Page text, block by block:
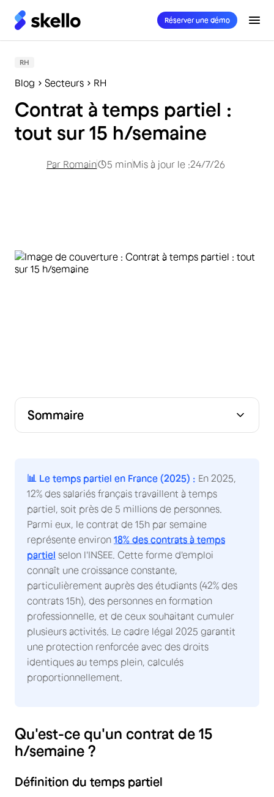
Réserver une démo
RH
Blog Secteurs RH
Contrat à temps partiel :
tout sur 15 h/semaine
Par Romain 5 minMis à jour le :24/7/26
📊 Le temps partiel en France (2025) : En 2025,
12% des salariés français travaillent à temps
partiel, soit près de 5 millions de personnes.
Parmi eux, le contrat de 15h par semaine
représente environ 18% des contrats à temps
partiel selon l'INSEE. Cette forme d'emploi
connaît une croissance constante,
particulièrement auprès des étudiants (42% des
contrats 15h), des personnes en formation
professionnelle, et de ceux souhaitant cumuler
plusieurs activités. Le cadre légal 2025 garantit
une protection renforcée avec des droits
identiques au temps plein, calculés
proportionnellement.
Qu'est-ce qu'un contrat de 15
h/semaine ?
Définition du temps partiel
Sommaire